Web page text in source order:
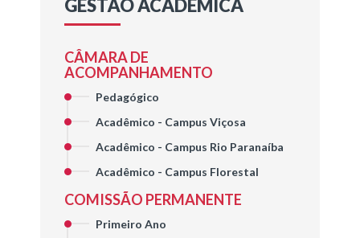
GESTÃO ACADÊMICA
CÂMARA DE
ACOMPANHAMENTO
Pedagógico
Acadêmico - Campus Viçosa
Acadêmico - Campus Rio Paranaíba
Acadêmico - Campus Florestal
COMISSÃO PERMANENTE
Primeiro Ano